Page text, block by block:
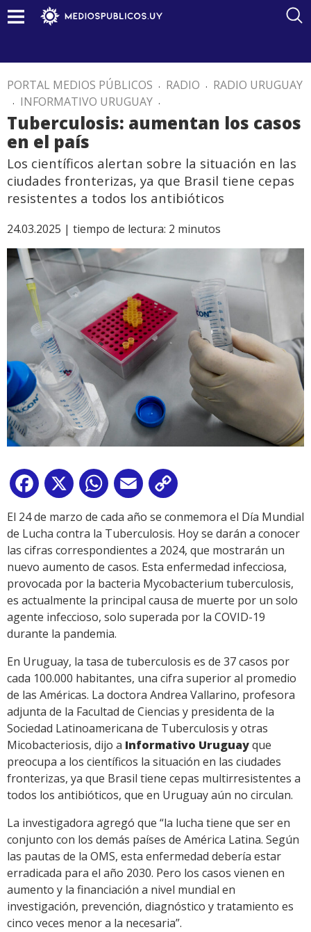
PORTAL MEDIOS PÚBLICOS . RADIO . RADIO URUGUAY
. INFORMATIVO URUGUAY .
Tuberculosis: aumentan los casos
en el país
Los científicos alertan sobre la situación en las
ciudades fronterizas, ya que Brasil tiene cepas
resistentes a todos los antibióticos
24.03.2025 | tiempo de lectura: 2 minutos
Facebook
X WhatsApp
Email
Link
El 24 de marzo de cada año se conmemora el Día Mundial
de Lucha contra la Tuberculosis. Hoy se darán a conocer
las cifras correspondientes a 2024, que mostrarán un
nuevo aumento de casos. Esta enfermedad infecciosa,
provocada por la bacteria Mycobacterium tuberculosis,
es actualmente la principal causa de muerte por un solo
agente infeccioso, solo superada por la COVID-19
durante la pandemia.
En Uruguay, la tasa de tuberculosis es de 37 casos por
cada 100.000 habitantes, una cifra superior al promedio
de las Américas. La doctora Andrea Vallarino, profesora
adjunta de la Facultad de Ciencias y presidenta de la
Sociedad Latinoamericana de Tuberculosis y otras
Micobacteriosis, dijo a Informativo Uruguayque
preocupa a los científicos la situación en las ciudades
fronterizas, ya que Brasil tiene cepas multirresistentes a
todos los antibióticos, que en Uruguay aún no circulan.
La investigadora agregó que “la lucha tiene que ser en
conjunto con los demás países de América Latina. Según
las pautas de la OMS, esta enfermedad debería estar
erradicada para el año 2030. Pero los casos vienen en
aumento y la financiación a nivel mundial en
investigación, prevención, diagnóstico y tratamiento es
cinco veces menor a la necesaria”.